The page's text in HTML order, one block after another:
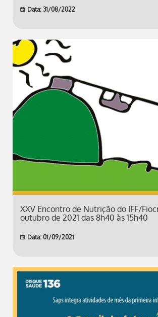
Data: 31/08/2022
XXV Encontro de Nutrição do IFF/
outubro de 2021 das 8h40 às 15h40
Data: 01/09/2021